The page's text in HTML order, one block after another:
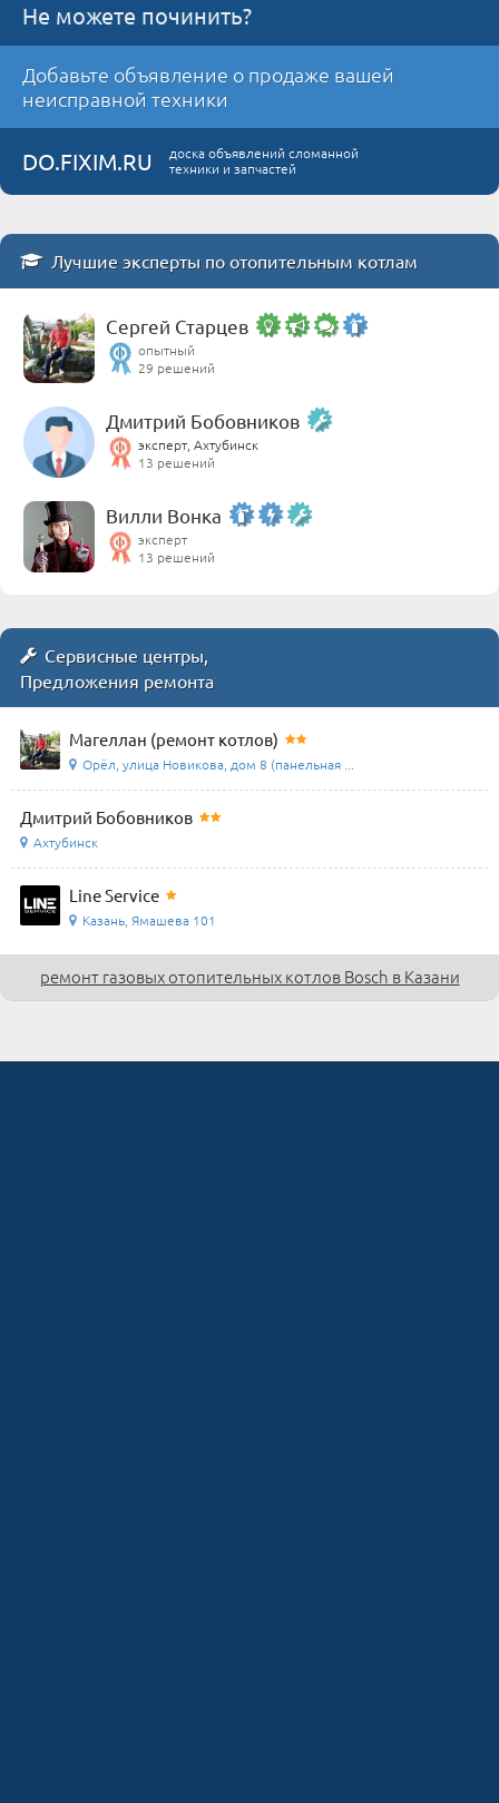
Не можете починить?
Добавьте объявление о продаже вашей
неисправной техники
DO.FIXIM.RU
доска объявлений сломанной
техники и запчастей
Лучшие эксперты по отопительным котлам
Сергей Старцев
опытный
29 решений
Дмитрий Бобовников
эксперт, Ахтубинск
13 решений
Вилли Вонка
эксперт
13 решений
Сервисные центры,
Предложения ремонта
Магеллан (ремонт котлов)
Орёл, улица Новикова, дом 8 (панельная ...
Дмитрий Бобовников
Ахтубинск
Line Service
Казань, Ямашева 101
ремонт газовых отопительных котлов Bosch в Казани